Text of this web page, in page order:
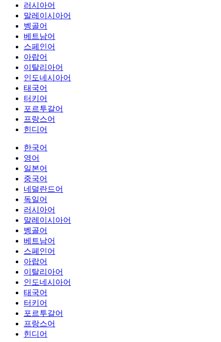
러시아어
말레이시아어
벵골어
베트남어
스페인어
아랍어
이탈리아어
인도네시아어
태국어
터키어
포르투갈어
프랑스어
힌디어
한국어
영어
일본어
중국어
네덜란드어
독일어
러시아어
말레이시아어
벵골어
베트남어
스페인어
아랍어
이탈리아어
인도네시아어
태국어
터키어
포르투갈어
프랑스어
힌디어